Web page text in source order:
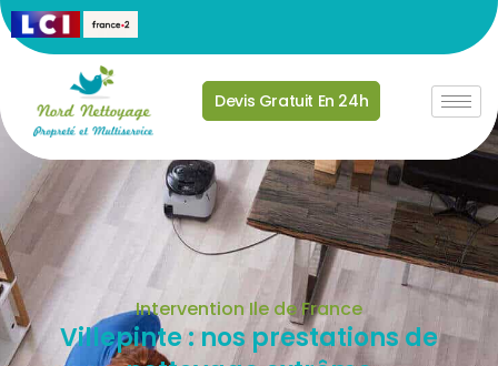
Devis Gratuit En 24h
Intervention Ile de France
Villepinte : nos prestations de